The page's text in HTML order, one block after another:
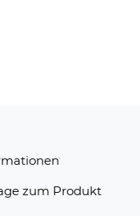
zum Produkt